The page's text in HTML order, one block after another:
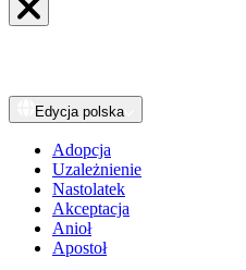
Edycja polska
Adopcja
Uzależnienie
Nastolatek
Akceptacja
Anioł
Apostoł